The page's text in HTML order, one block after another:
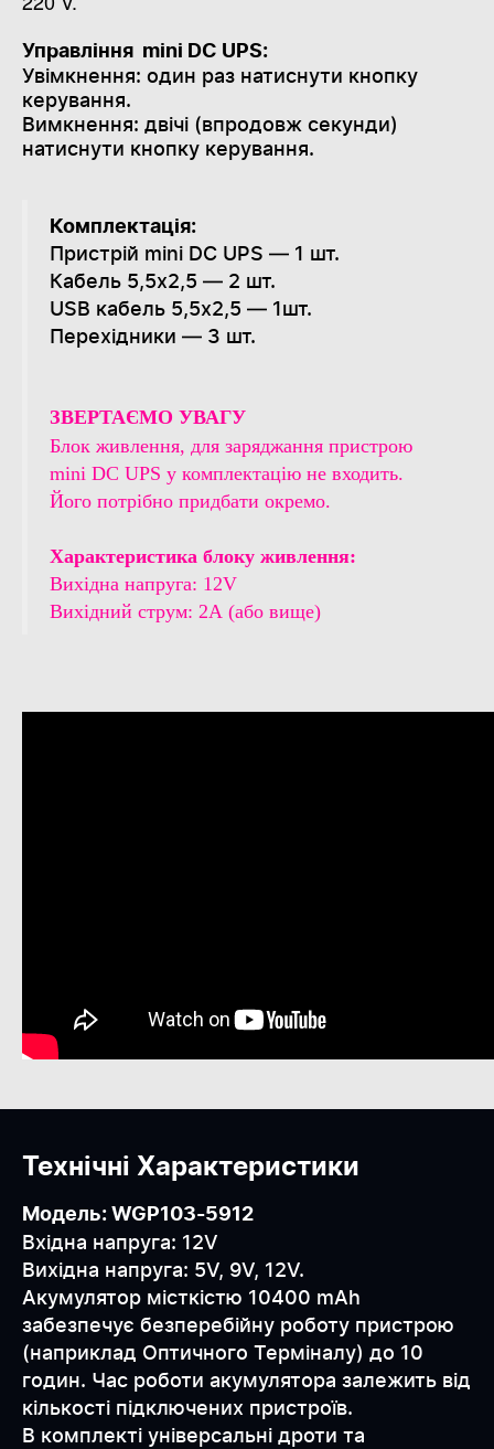
Управління mini DC UPS:
Увімкнення: один раз натиснути кнопку
керування.
Вимкнення: двічі (впродовж секунди)
натиснути кнопку керування.
Комплектація:
Пристрій mini DC UPS — 1 шт.
Кабель 5,5х2,5 — 2 шт.
USB кабель 5,5х2,5 — 1шт.
Перехідники — 3 шт.
ЗВЕРТАЄМО УВАГУ
Блок живлення, для заряджання пристрою
mini DC UPS у комплектацію не входить.
Його потрібно придбати окремо.
Характеристика блоку живлення:
Вихідна напруга: 12V
Вихідний струм: 2А (або вище)
Технічні Характеристики
Модель: WGP103-5912
Вхідна напруга: 12V
Вихідна напруга: 5V, 9V, 12V.
Акумулятор місткістю 10400 mAh
забезпечує безперебійну роботу пристрою
(наприклад Оптичного Терміналу) до 10
годин. Час роботи акумулятора залежить від
кількості підключених пристроїв.
В комплекті універсальні дроти та